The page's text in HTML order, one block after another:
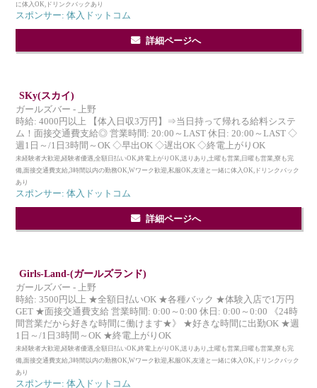
に体入OK,ドリンクバックあり
スポンサー: 体入ドットコム
詳細ページへ
SKy(スカイ)
ガールズバー - 上野
時給: 4000円以上 【体入日収3万円】⇒当日持って帰れる給料システ
ム！面接交通費支給◎ 営業時間: 20:00～LAST 休日: 20:00～LAST ◇
週1日～/1日3時間～OK ◇早出OK ◇遅出OK ◇終電上がりOK
未経験者大歓迎,経験者優遇,全額日払いOK,終電上がりOK,送りあり,土曜も営業,日曜も営業,寮も完
備,面接交通費支給,3時間以内の勤務OK,Wワーク歓迎,私服OK,友達と一緒に体入OK,ドリンクバック
あり
スポンサー: 体入ドットコム
詳細ページへ
Girls-Land-(ガールズランド)
ガールズバー - 上野
時給: 3500円以上 ★全額日払いOK ★各種バック ★体験入店で1万円
GET ★面接交通費支給 営業時間: 0:00～0:00 休日: 0:00～0:00 《24時
間営業だから好きな時間に働けます★》 ★好きな時間に出勤OK ★週
1日～/1日3時間～OK ★終電上がりOK
未経験者大歓迎,経験者優遇,全額日払いOK,終電上がりOK,送りあり,土曜も営業,日曜も営業,寮も完
備,面接交通費支給,3時間以内の勤務OK,Wワーク歓迎,私服OK,友達と一緒に体入OK,ドリンクバック
あり
スポンサー: 体入ドットコム